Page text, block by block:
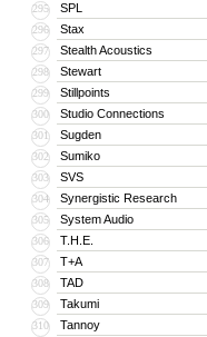
295 SPL
296 Stax
297 Stealth Acoustics
298 Stewart
299 Stillpoints
300 Studio Connections
301 Sugden
302 Sumiko
303 SVS
304 Synergistic Research
305 System Audio
306 T.H.E.
307 T+A
308 TAD
309 Takumi
310 Tannoy